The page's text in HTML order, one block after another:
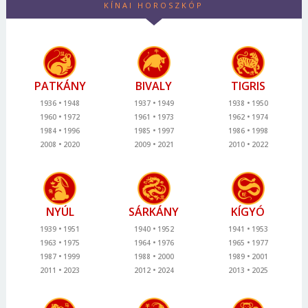
KÍNAI HOROSZKÓP
PATKÁNY
1936
1948
1960
1972
1984
1996
2008
2020
BIVALY
1937
1949
1961
1973
1985
1997
2009
2021
TIGRIS
1938
1950
1962
1974
1986
1998
2010
2022
NYÚL
1939
1951
1963
1975
1987
1999
2011
2023
SÁRKÁNY
1940
1952
1964
1976
1988
2000
2012
2024
KÍGYÓ
1941
1953
1965
1977
1989
2001
2013
2025